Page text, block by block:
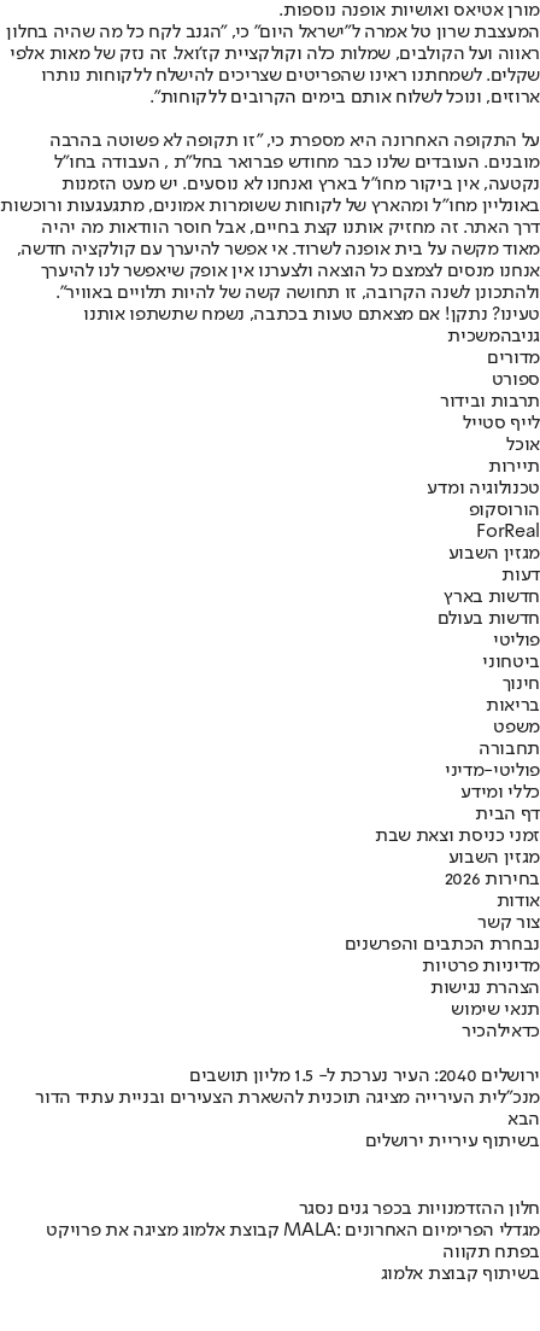
מורן אטיאס ואושיות אופנה נוספות.
המעצבת שרון טל אמרה ל"ישראל היום" כי, "הגנב לקח כל מה שהיה בחלון
ראווה ועל הקולבים, שמלות כלה וקולקציית קז'ואל. זה נזק של מאות אלפי
שקלים. לשמחתנו ראינו שהפריטים שצריכים להישלח ללקוחות נותרו
ארוזים, ונוכל לשלוח אותם בימים הקרובים ללקוחות".
על התקופה האחרונה היא מספרת כי, "זו תקופה לא פשוטה בהרבה
מובנים. העובדים שלנו כבר מחודש פברואר בחל"ת , העבודה בחו"ל
נקטעה, אין ביקור מחו"ל בארץ ואנחנו לא נוסעים. יש מעט הזמנות
באונליין מחו"ל ומהארץ של לקוחות ששומרות אמונים, מתגעגעות ורוכשות
דרך האתר. זה מחזיק אותנו קצת בחיים, אבל חוסר הוודאות מה יהיה
מאוד מקשה על בית אופנה לשרוד. אי אפשר להיערך עם קולקציה חדשה,
אנחנו מנסים לצמצם כל הוצאה ולצערנו אין אופק שיאפשר לנו להיערך
ולהתכונן לשנה הקרובה, זו תחושה קשה של להיות תלויים באוויר".
טעינו? נתקן! אם מצאתם טעות בכתבה, נשמח שתשתפו אותנו
גניבהמשכית
מדורים
ספורט
תרבות ובידור
לייף סטייל
אוכל
תיירות
טכנולוגיה ומדע
הורוסקופ
ForReal
מגזין השבוע
דעות
חדשות בארץ
חדשות בעולם
פוליטי
ביטחוני
חינוך
בריאות
משפט
תחבורה
פוליטי-מדיני
כללי ומידע
דף הבית
זמני כניסת וצאת שבת
מגזין השבוע
בחירות 2026
אודות
צור קשר
נבחרת הכתבים והפרשנים
מדיניות פרטיות
הצהרת נגישות
תנאי שימוש
כדאילהכיר
ירושלים 2040: העיר נערכת ל- 1.5 מליון תושבים
מנכ"לית העירייה מציגה תוכנית להשארת הצעירים ובניית עתיד הדור
הבא
בשיתוף עיריית ירושלים
חלון ההזדמנויות בכפר גנים נסגר
קבוצת אלמוג מציגה את פרויקט MALA: מגדלי הפרימיום האחרונים
בפתח תקווה
בשיתוף קבוצת אלמוג